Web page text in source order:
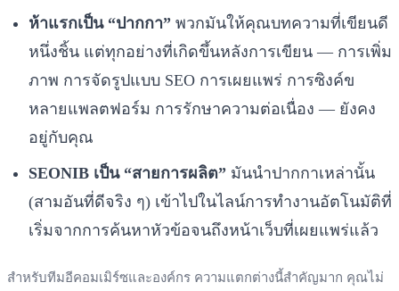
ห้าแรกเป็น “ปากกา” พวกมันให้คุณบทความที่เขียนดี
หนึ่งชิ้น แต่ทุกอย่างที่เกิดขึ้นหลังการเขียน — การเพิ่ม
ภาพ การจัดรูปแบบ SEO การเผยแพร่ การซิงค์ข
หลายแพลตฟอร์ม การรักษาความต่อเนื่อง — ยังคง
อยู่กับคุณ
SEONIB เป็น “สายการผลิต” มันนำปากกาเหล่านั้น
(สามอันที่ดีจริง ๆ) เข้าไปในไลน์การทำงานอัตโนมัติที่
เริ่มจากการค้นหาหัวข้อจนถึงหน้าเว็บที่เผยแพร่แล้ว
สำหรับทีมอีคอมเมิร์ซและองค์กร ความแตกต่างนี้สำคัญมาก คุณไม่